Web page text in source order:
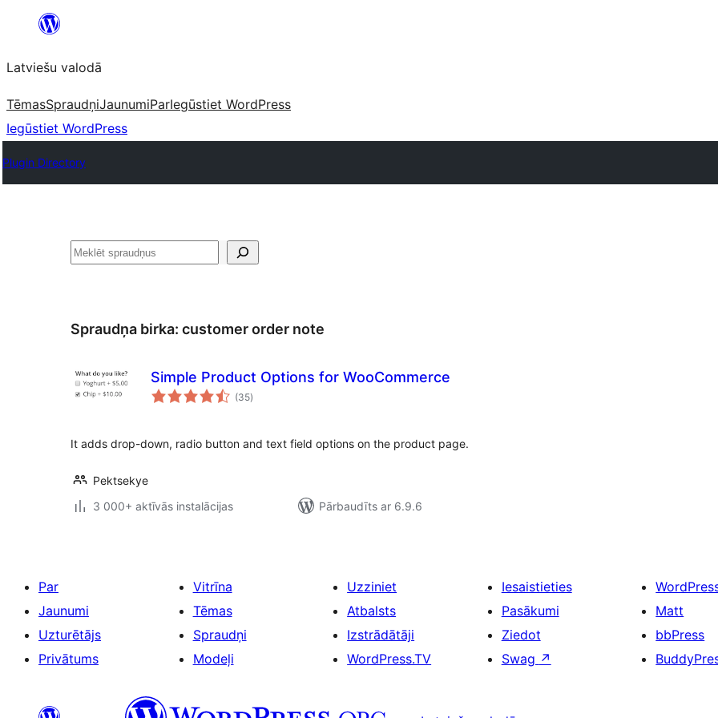
Pāriet
saturu
Latviešu valodā
TēmasSpraudņiJaunumiParIegūstiet WordPress
Iegūstiet WordPress
Plugin Directory
Meklēt
Spraudņa birka: customer order note
Simple Product Options for WooCommerce
(35vērtējumu
kopsumma
)
It adds drop-down, radio button and text field options on the product page.
Pektsekye
3 000+ aktīvās instalācijas
Pārbaudīts ar 6.9.6
Par
Jaunumi
Uzturētājs
Privātums
Vitrīna
Tēmas
Spraudņi
Modeļi
Uzziniet
Atbalsts
Izstrādātāji
WordPress.TV
Iesaistieties
Pasākumi
Ziedot
Swag ↗
Matt
bbPress